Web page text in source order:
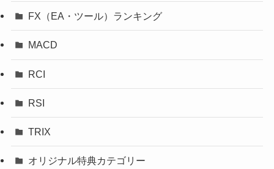
FX（EA・ツール）ランキング
MACD
RCI
RSI
TRIX
オリジナル特典カテゴリー